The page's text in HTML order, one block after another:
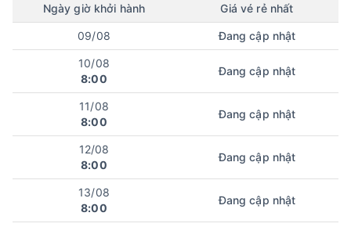
Ngày giờ khởi hành Giá vé rẻ nhất
09/08 Đang cập nhật
10/08
8:00
Đang cập nhật
11/08
8:00
Đang cập nhật
12/08
8:00
Đang cập nhật
13/08
8:00
Đang cập nhật